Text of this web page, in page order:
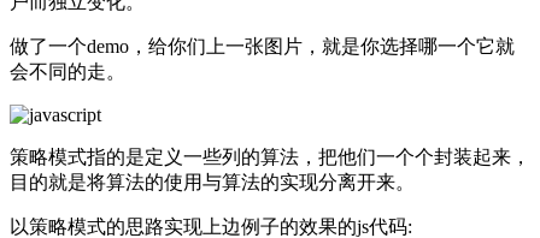
做了一个demo，给你们上一张图片，就是你选择哪一个它就
会不同的走。
策略模式指的是定义一些列的算法，把他们一个个封装起来，
目的就是将算法的使用与算法的实现分离开来。
以策略模式的思路实现上边例子的效果的js代码: